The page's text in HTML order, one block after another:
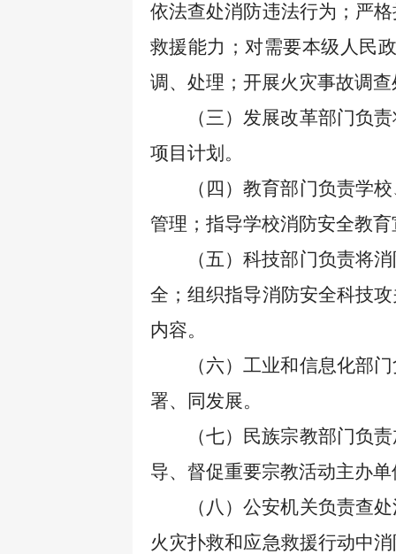
依法查处消防违法行为；严
救援能力；对需要本级人民
调、处理；开展火灾事故调
（三）发展改革部门负
项目计划。
（四）教育部门负责学
管理；指导学校消防安全教
（五）科技部门负责将
全；组织指导消防安全科技
内容。
（六）工业和信息化部
署、同发展。
（七）民族宗教部门负
导、督促重要宗教活动主办
（八）公安机关负责查
火灾扑救和应急救援行动中